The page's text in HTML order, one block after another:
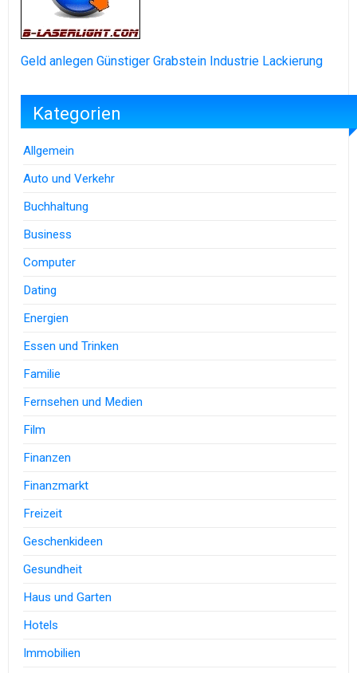
Geld anlegen Günstiger Grabstein Industrie Lackierung
Kategorien
Allgemein
Auto und Verkehr
Buchhaltung
Business
Computer
Dating
Energien
Essen und Trinken
Familie
Fernsehen und Medien
Film
Finanzen
Finanzmarkt
Freizeit
Geschenkideen
Gesundheit
Haus und Garten
Hotels
Immobilien